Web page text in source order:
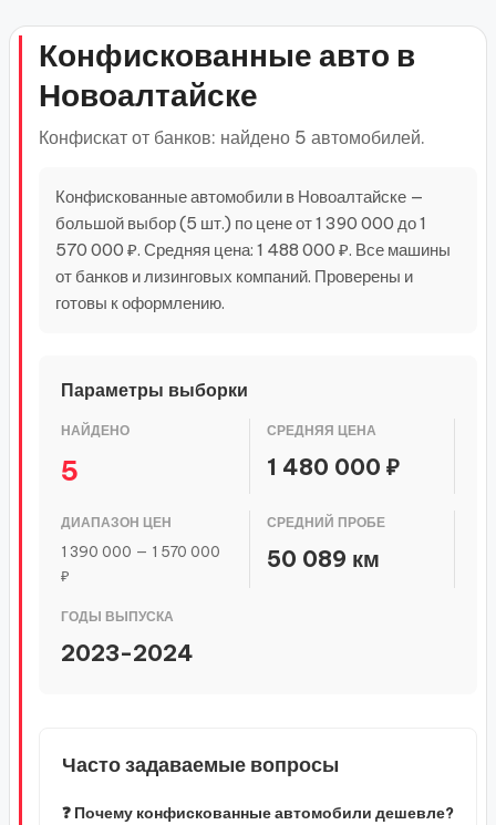
Конфискованные авто в
Новоалтайске
Конфискат от банков: найдено 5 автомобилей.
Конфискованные автомобили в Новоалтайске —
большой выбор (5 шт.) по цене от 1 390 000 до 1
570 000 ₽. Средняя цена: 1 488 000 ₽. Все машины
от банков и лизинговых компаний. Проверены и
готовы к оформлению.
Параметры выборки
НАЙДЕНО
5
СРЕДНЯЯ ЦЕНА
1 480 000 ₽
ДИАПАЗОН ЦЕН
1 390 000 — 1 570 000
₽
СРЕДНИЙ ПРОБЕ
50 089 км
ГОДЫ ВЫПУСКА
2023-2024
Часто задаваемые вопросы
❓ Почему конфискованные автомобили дешевле?